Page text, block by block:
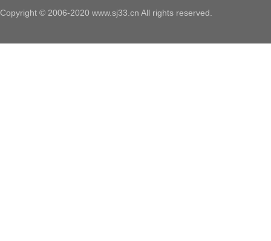
Copyright © 2006-2020 www.sj33.cn All rights reserved.